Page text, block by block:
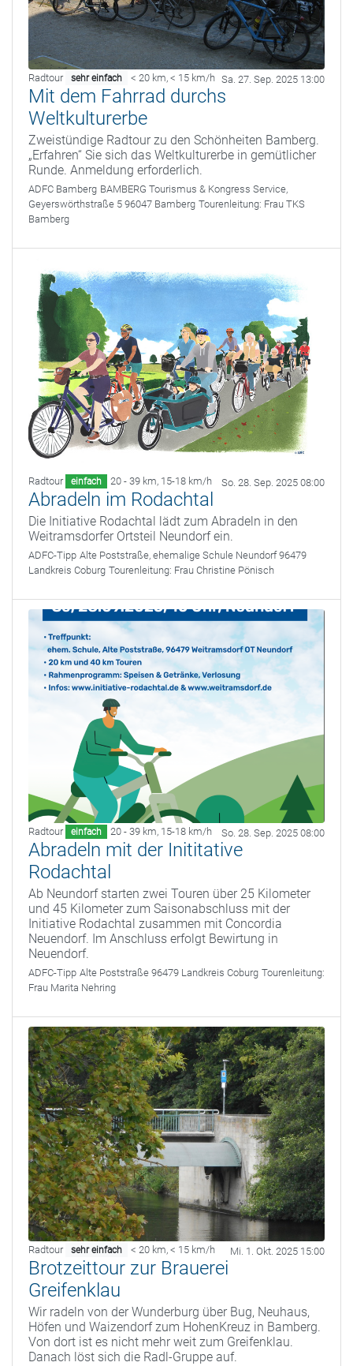
Radtour sehr einfach < 20 km, < 15 km/h Sa. 27. Sep. 2025 13:00
Mit dem Fahrrad durchs
Weltkulturerbe
Zweistündige Radtour zu den Schönheiten Bamberg.
„Erfahren“ Sie sich das Weltkulturerbe in gemütlicher
Runde. Anmeldung erforderlich.
ADFC Bamberg BAMBERG Tourismus & Kongress Service,
Geyerswörthstraße 5 96047 Bamberg Tourenleitung: Frau TKS
Bamberg
Radtour einfach 20 - 39 km, 15-18 km/h So. 28. Sep. 2025 08:00
Abradeln im Rodachtal
Die Initiative Rodachtal lädt zum Abradeln in den
Weitramsdorfer Ortsteil Neundorf ein.
ADFC-Tipp Alte Poststraße, ehemalige Schule Neundorf 96479
Landkreis Coburg Tourenleitung: Frau Christine Pönisch
Radtour einfach 20 - 39 km, 15-18 km/h So. 28. Sep. 2025 08:00
Abradeln mit der Inititative
Rodachtal
Ab Neundorf starten zwei Touren über 25 Kilometer
und 45 Kilometer zum Saisonabschluss mit der
Initiative Rodachtal zusammen mit Concordia
Neuendorf. Im Anschluss erfolgt Bewirtung in
Neuendorf.
ADFC-Tipp Alte Poststraße 96479 Landkreis Coburg Tourenleitung:
Frau Marita Nehring
Radtour sehr einfach < 20 km, < 15 km/h Mi. 1. Okt. 2025 15:00
Brotzeittour zur Brauerei
Greifenklau
Wir radeln von der Wunderburg über Bug, Neuhaus,
Höfen und Waizendorf zum HohenKreuz in Bamberg.
Von dort ist es nicht mehr weit zum Greifenklau.
Danach löst sich die Radl-Gruppe auf.